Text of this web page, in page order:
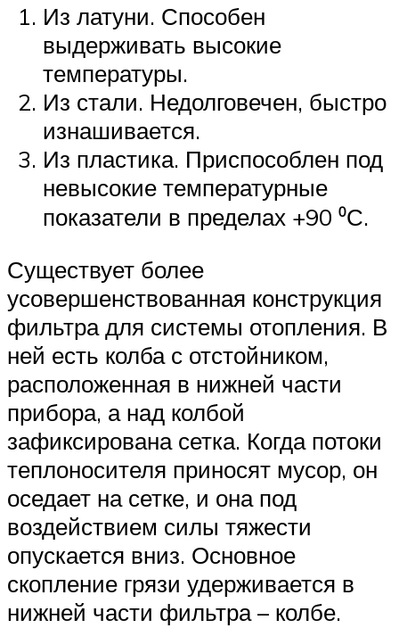
Из латуни. Способен
выдерживать высокие
температуры.
Из стали. Недолговечен, быстро
изнашивается.
Из пластика. Приспособлен под
невысокие температурные
показатели в пределах +90 ⁰С.
Существует более
усовершенствованная конструкция
фильтра для системы отопления. В
ней есть колба с отстойником,
расположенная в нижней части
прибора, а над колбой
зафиксирована сетка. Когда потоки
теплоносителя приносят мусор, он
оседает на сетке, и она под
воздействием силы тяжести
опускается вниз. Основное
скопление грязи удерживается в
нижней части фильтра – колбе.